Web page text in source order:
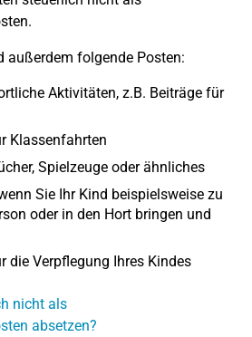
außerdem folgende Posten:
Aktivitäten, z.B. Beiträge für
Klassenfahrten
Spielzeuge oder ähnliches
Sie Ihr Kind beispielsweise zu
oder in den Hort bringen und
die Verpflegung Ihres Kindes
nicht als
absetzen?